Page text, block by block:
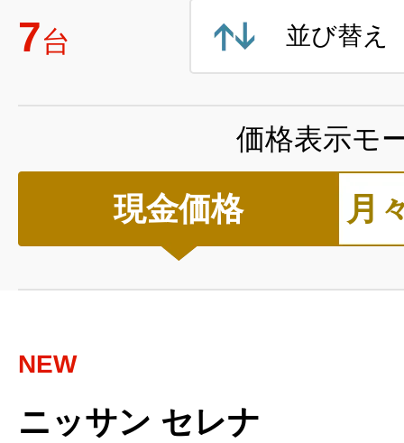
7台 並び替え
価格表示モ
現金価格 月
NEW
ニッサン セレナ